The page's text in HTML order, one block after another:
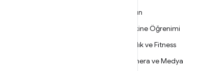
Oyun
Makine Öğrenimi
Sağlık ve Fitness
Kamera ve Medya